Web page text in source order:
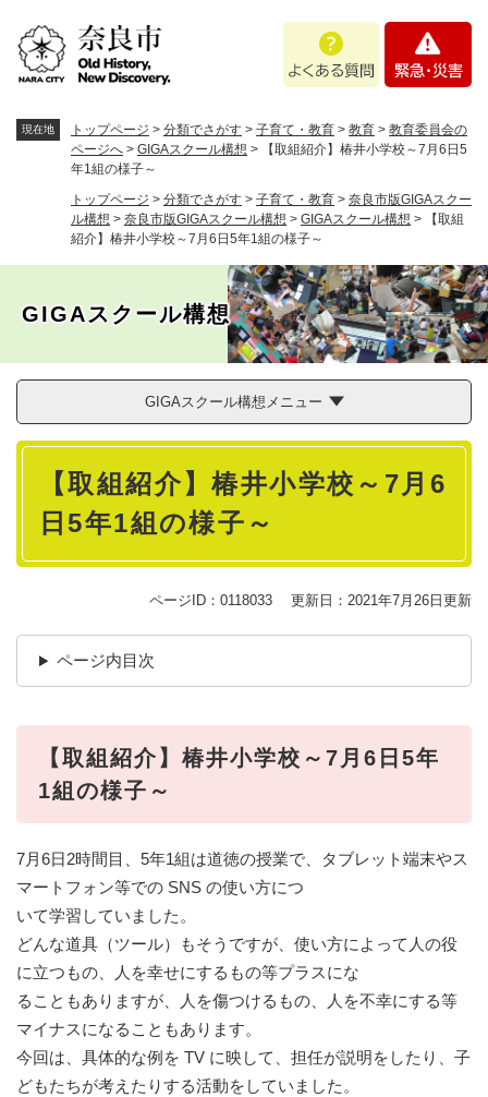
あ
問
・
現在地 トップページ > 分類でさがす > 子育て・教育 > 教育 > 教育委員会の
ページへ > GIGAスクール構想 >
【取組紹介】椿井小学校～7月6日5
年1組の様子～
トップページ > 分類でさがす > 子育て・教育 > 奈良市版GIGAスクー
ル構想 > 奈良市版GIGAスクール構想 > GIGAスクール構想 >
【取組
紹介】椿井小学校～7月6日5年1組の様子～
GIGAスクール構想
GIGAスクール構想メニュー
本
【取組紹介】椿井小学校～7月6
日5年1組の様子～
ページID：0118033 更新日：2021年7月26日更新
ページ内目次
【取組紹介】椿井小学校～7月6日5年
1組の様子～
7月6日2時間目、5年1組は道徳の授業で、タブレット端末やス
マートフォン等での SNS の使い方につ
いて学習していました。
どんな道具（ツール）もそうですが、使い方によって人の役
に立つもの、人を幸せにするもの等プラスにな
ることもありますが、人を傷つけるもの、人を不幸にする等
マイナスになることもあります。
今回は、具体的な例を TV に映して、担任が説明をしたり、子
どもたちが考えたりする活動をしていました。